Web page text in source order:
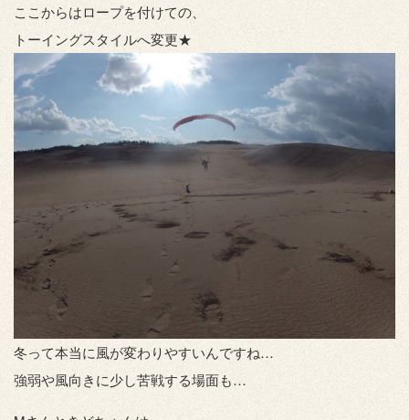
ここからはロープを付けての、
トーイングスタイルへ変更★
冬って本当に風が変わりやすいんですね…
強弱や風向きに少し苦戦する場面も…